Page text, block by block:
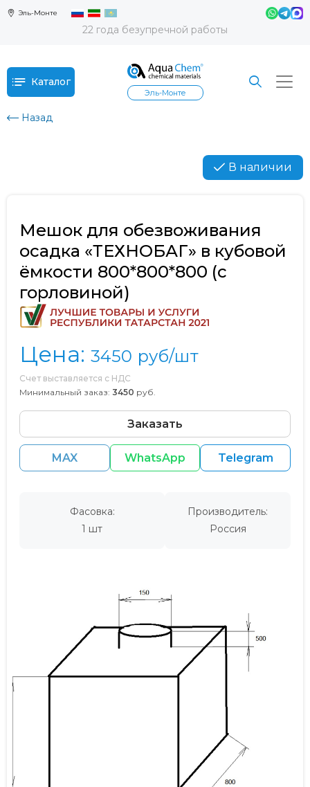
Эль-Монте
22 года безупречной работы
Каталог
Эль-Монте
Назад
В наличии
Мешок для обезвоживания
осадка «ТЕХНОБАГ» в кубовой
ёмкости 800*800*800 (с
горловиной)
Цена: 3450 руб/шт
Счет выставляется с НДС
Минимальный заказ: 3450 руб.
Заказать
MAX WhatsApp Telegram
Фасовка:
1 шт
Производитель:
Россия